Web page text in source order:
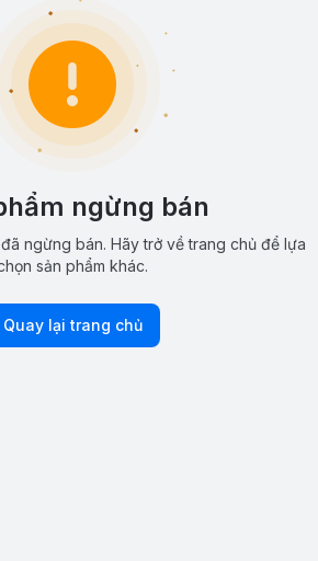
ngừng bán
ngừng bán. Hãy trở về trang chủ để lựa
sản phẩm khác.
Quay lại trang chủ